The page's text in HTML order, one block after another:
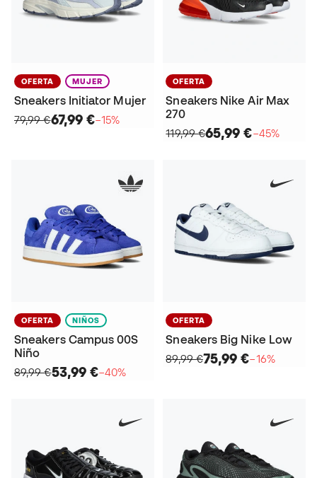
OFERTA MUJER
Sneakers Initiator Mujer
79,99 €67,99 €−15%
OFERTA
Sneakers Nike Air Max
270
119,99 €65,99 €−45%
OFERTA NIÑOS
Sneakers Campus 00S
Niño
89,99 €53,99 €−40%
OFERTA
Sneakers Big Nike Low
89,99 €75,99 €−16%